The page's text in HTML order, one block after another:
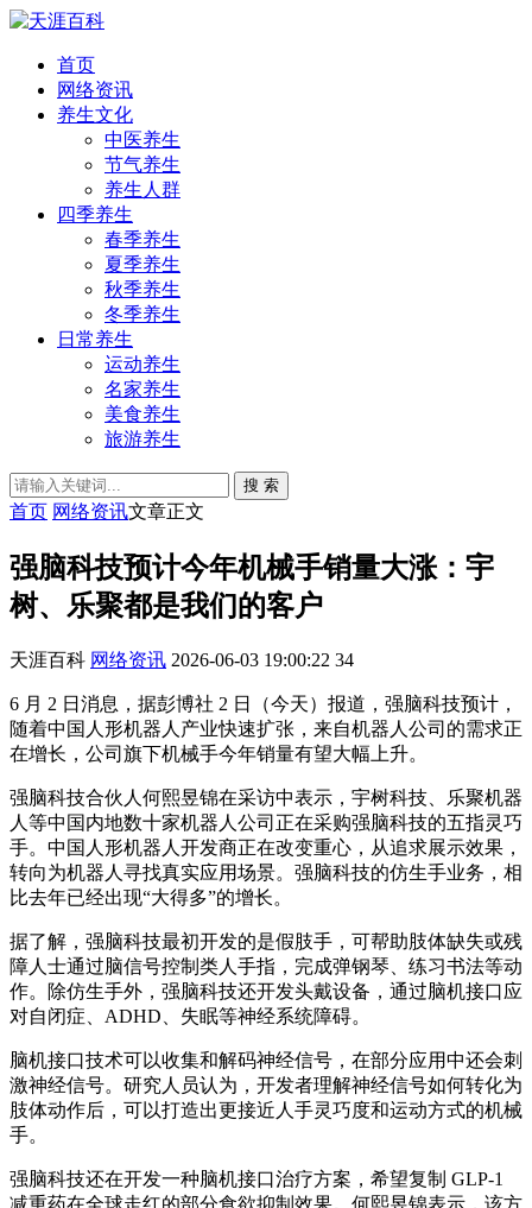
首页
网络资讯
养生文化
中医养生
节气养生
养生人群
四季养生
春季养生
夏季养生
秋季养生
冬季养生
日常养生
运动养生
名家养生
美食养生
旅游养生
搜 索
首页 网络资讯文章正文
强脑科技预计今年机械手销量大涨：宇
树、乐聚都是我们的客户
天涯百科 网络资讯 2026-06-03 19:00:22 34
6 月 2 日消息，据彭博社 2 日（今天）报道，强脑科技预计，
随着中国人形机器人产业快速扩张，来自机器人公司的需求正
在增长，公司旗下机械手今年销量有望大幅上升。
强脑科技合伙人何熙昱锦在采访中表示，宇树科技、乐聚机器
人等中国内地数十家机器人公司正在采购强脑科技的五指灵巧
手。中国人形机器人开发商正在改变重心，从追求展示效果，
转向为机器人寻找真实应用场景。强脑科技的仿生手业务，相
比去年已经出现“大得多”的增长。
据了解，强脑科技最初开发的是假肢手，可帮助肢体缺失或残
障人士通过脑信号控制类人手指，完成弹钢琴、练习书法等动
作。除仿生手外，强脑科技还开发头戴设备，通过脑机接口应
对自闭症、ADHD、失眠等神经系统障碍。
脑机接口技术可以收集和解码神经信号，在部分应用中还会刺
激神经信号。研究人员认为，开发者理解神经信号如何转化为
肢体动作后，可以打造出更接近人手灵巧度和运动方式的机械
手。
强脑科技还在开发一种脑机接口治疗方案，希望复制 GLP-1
减重药在全球走红的部分食欲抑制效果。何熙昱锦表示，该方